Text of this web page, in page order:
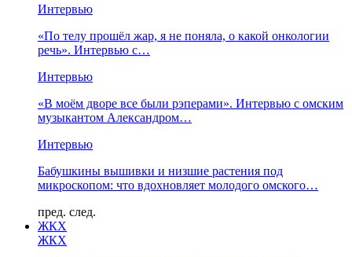
Интервью
«По телу прошёл жар, я не поняла, о какой онкологии
речь». Интервью с…
Интервью
«В моём дворе все были рэперами». Интервью с омским
музыкантом Александром…
Интервью
Бабушкины вышивки и низшие растения под
микроскопом: что вдохновляет молодого омского…
пред. след.
ЖКХ
ЖКХ